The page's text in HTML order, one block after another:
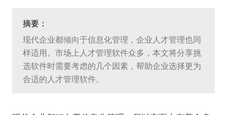
摘要：
现代企业都倾向于信息化管理，企业人才管理也同
样适用。市场上人才管理软件众多，本文将分享挑
选软件时需要考虑的几个因素，帮助企业选择更为
合适的人才管理软件。